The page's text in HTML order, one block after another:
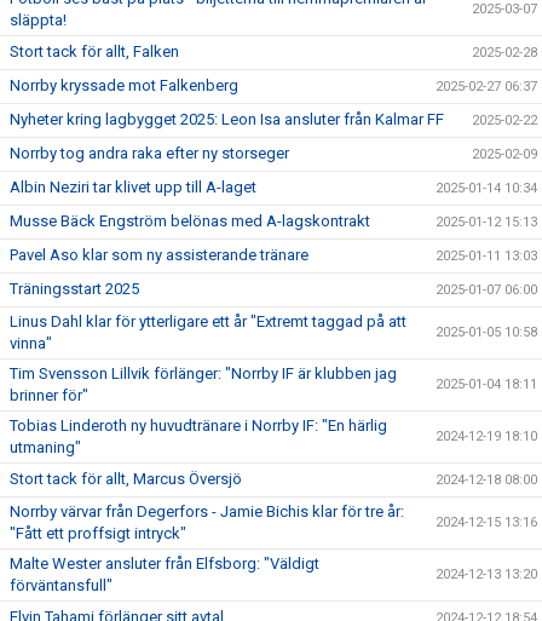
släppta!
2025-03-07
Stort tack för allt, Falken 2025-02-28
Norrby kryssade mot Falkenberg 2025-02-27 06:37
Nyheter kring lagbygget 2025: Leon Isa ansluter från Kalmar FF 2025-02-22
Norrby tog andra raka efter ny storseger 2025-02-09
Albin Neziri tar klivet upp till A-laget 2025-01-14 10:34
Musse Bäck Engström belönas med A-lagskontrakt 2025-01-12 15:13
Pavel Aso klar som ny assisterande tränare 2025-01-11 13:03
Träningsstart 2025 2025-01-07 06:00
Linus Dahl klar för ytterligare ett år "Extremt taggad på att
vinna"
2025-01-05 10:58
Tim Svensson Lillvik förlänger: "Norrby IF är klubben jag
brinner för"
2025-01-04 18:11
Tobias Linderoth ny huvudtränare i Norrby IF: "En härlig
utmaning"
2024-12-19 18:10
Stort tack för allt, Marcus Översjö 2024-12-18 08:00
Norrby värvar från Degerfors - Jamie Bichis klar för tre år:
"Fått ett proffsigt intryck"
2024-12-15 13:16
Malte Wester ansluter från Elfsborg: "Väldigt
förväntansfull"
2024-12-13 13:20
Elvin Tahami förlänger sitt avtal